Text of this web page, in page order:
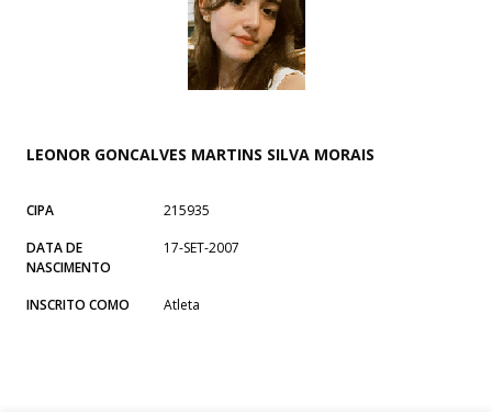
LEONOR GONCALVES MARTINS SILVA MORAIS
CIPA
215935
DATA DE
NASCIMENTO
17-SET-2007
INSCRITO COMO Atleta